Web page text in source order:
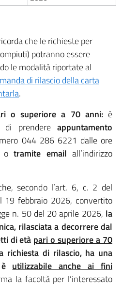
che le richieste per
potranno essere
le modalità riportate al
di rilascio della carta
.
o superiore a 70 anni: è
di prendere appuntamento
044 286 6221 dalle ore
otramite email all’indirizzo
secondo l’art. 6, c. 2 del
19 febbraio 2026, convertito
n. 50 del 20 aprile 2026, la
rilasciata a decorrere dal
di età pari o superiore a 70
richiesta di rilascio, ha una
utilizzabile anche ai fini
la facoltà per l’interessato